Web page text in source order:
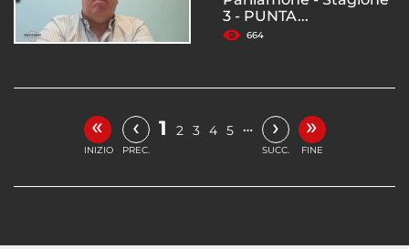
3 - PUNTA...
664
«
INIZIO
‹
PREC.
1 2 3 4 5 … ›
SUCC.
»
FINE